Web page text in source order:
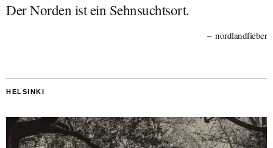
Der Norden ist ein Sehnsuchtsort.
nordlandfieber
HELSINKI